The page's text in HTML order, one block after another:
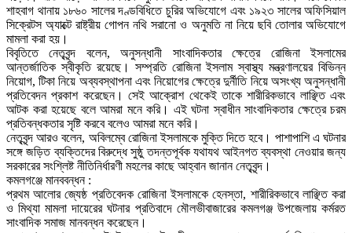
শাহবাগ থানায় ১৮৬০ সালের দণ্ডবিধিতে চুরির অভিযোগে এবং ১৯২৩ সালের অফিসিয়াল
সিক্রেটস অ্যাক্টে রাষ্ট্রীয় গোপন নথি সরানো ও অনুমতি না নিয়ে ছবি তোলার অভিযোগে
মামলা করা হয়।
বিবৃতিতে নেতৃবৃন্দ বলেন, অনুসন্ধানী সাংবাদিকতার ক্ষেত্রে রোজিনা ইসলামের
আন্তর্জাতিক স্বীকৃতি রয়েছে। সম্প্রতি রোজিনা ইসলাম স্বাস্থ্য মন্ত্রণালয়ের বিভিন্ন
নিয়োগ, টিকা নিয়ে অব্যবস্থাপনা এবং নিয়োগের ক্ষেত্রে দুর্নীতি নিয়ে অসংখ্য অনুসন্ধানী
প্রতিবেদন প্রকাশ করেছেন। সেই আক্রোশ থেকেই তাকে শারীরিকভাবে লাঞ্ছিত এবং
আটক করা হয়েছে বলে আমরা মনে করি। এই ঘটনা স্বাধীন সাংবাদিকতার ক্ষেত্রে চরম
প্রতিবন্ধকতার সৃষ্টি করবে বলেও আমরা মনে করি।
নেতৃবৃন্দ আরও বলেন, অবিলম্বে রোজিনা ইসলামকে মুক্তি দিতে হবে। পাশাপাশি এ ঘটনার
সঙ্গে জড়িত ব্যক্তিদের বিরুদ্ধে সুষ্ঠু তদন্তপূর্বক যথাযথ আইনগত ব্যবস্থা নেওয়ার জন্য
সরকারের সংশ্লিষ্ট নীতিনির্ধারণী মহলের কাছে আহ্বান জানান নেতৃবৃন্দ।
কমলগঞ্জে মানববন্ধন :
প্রথম আলোর জ্যেষ্ঠ প্রতিবেদক রোজিনা ইসলামকে হেনস্তা, শারীরিকভাবে লাঞ্ছিত করা
ও মিথ্যা মামলা দায়েরের ঘটনার প্রতিবাদে মৌলভীবাজারের কমলগঞ্জ উপজেলায় কর্মরত
সাংবাদিক সমাজ মানবন্ধন করেছেন।